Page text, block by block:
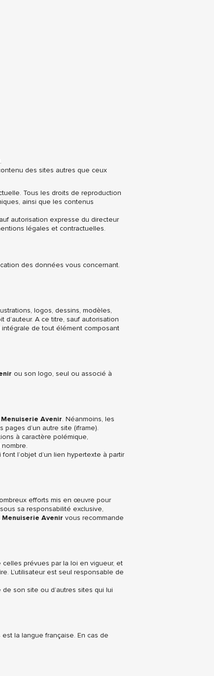
des sites autres que ceux
Tous les droits de reproduction
ainsi que les contenus
autorisation expresse du directeur
légales et contractuelles.
des données vous concernant.
logos, dessins, modèles,
d’auteur. A ce titre, sauf autorisation
de tout élément composant
ou son logo, seul ou associé à
Menuiserie Avenir. Néanmoins, les
d’un autre site (iframe).
à caractère polémique,
l’objet d’un lien hypertexte à partir
efforts mis en œuvre pour
sa responsabilité exclusive,
Menuiserie Avenir vous recommande
prévues par la loi en vigueur, et
L’utilisateur est seul responsable de
son site ou d’autres sites qui lui
la langue française. En cas de